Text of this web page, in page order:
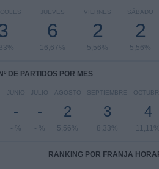
JUEVES
6
16,67%
VIERNES
2
5,56%
SÁBADO
2
5,56%
Nº DE PARTIDOS POR MES
JUNIO
-
- %
JULIO
-
- %
AGOSTO
2
5,56%
SEPTIEMBRE
3
8,33%
4
11,11%
RANKING POR FRANJA